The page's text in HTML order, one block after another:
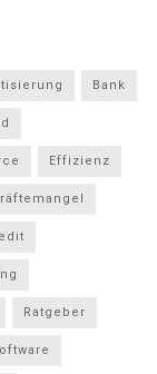
Bank
Effizienz
Ratgeber